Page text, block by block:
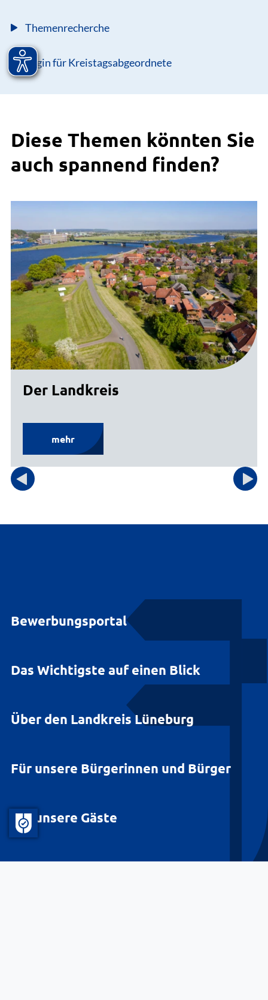
Themenrecherche
Login für Kreistagsabgeordnete
Diese Themen könnten Sie
auch spannend finden?
Der Landkreis
mehr
Bewerbungsportal
Das Wichtigste auf einen Blick
Über den Landkreis Lüneburg
Für unsere Bürgerinnen und Bürger
Für unsere Gäste